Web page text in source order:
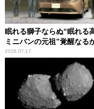
眠れる獅子ならぬ“眠れる
ミニバンの元祖”覚醒なる
2026.07.17